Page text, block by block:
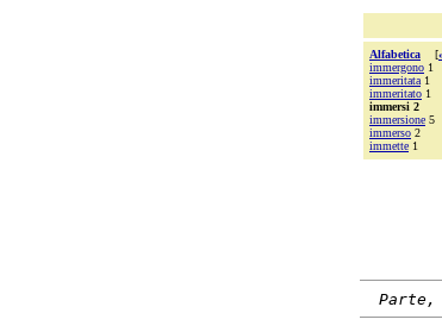
Alfabetica [
immergono 1
immeritata 1
immeritato 1
immersi 2
immersione 5
immerso 2
immette 1
Parte,